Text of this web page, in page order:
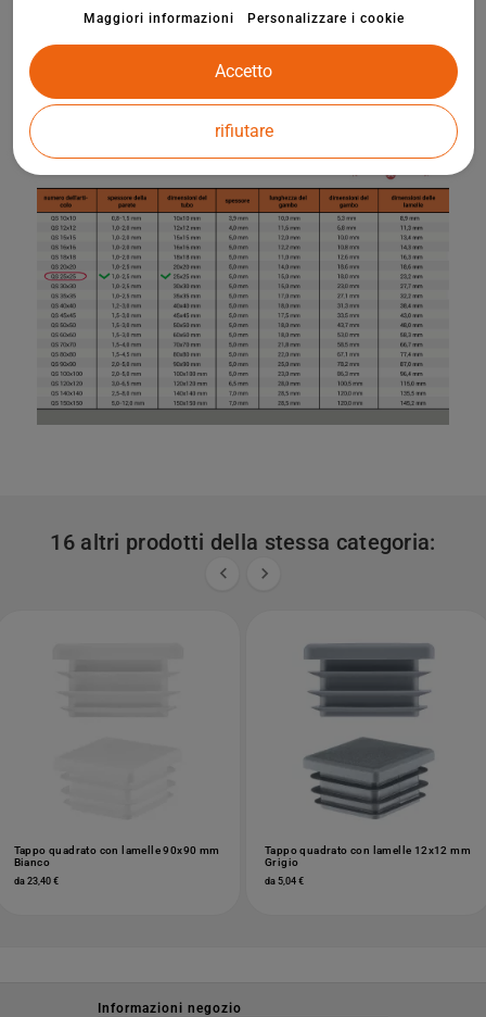
16 altri prodotti della stessa categoria:
 
Tappo quadrato con lamelle 90x90 mm
Bianco
da 23,40 €
Tappo quadrato con lamelle 12x12 mm
Grigio
da 5,04 €
Maggiori informazioni Personalizzare i cookie
rifiutare
Accetto
Informazioni negozio